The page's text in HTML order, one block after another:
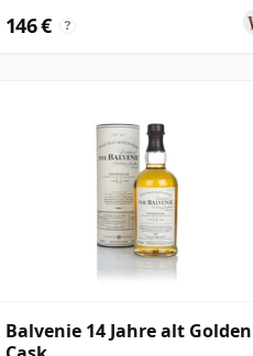
146 € ?
Balvenie 14 Jahre alt Golden